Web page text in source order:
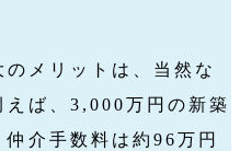
メリットは、当然な
えば、3,000万円の新築
介手数料は約96万円